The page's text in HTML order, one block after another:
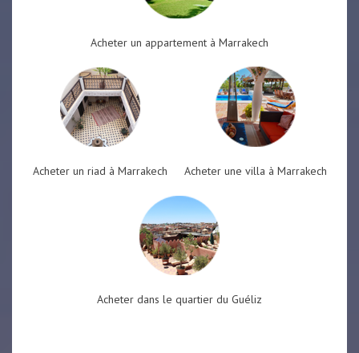
Acheter un appartement à Marrakech
Acheter un riad à Marrakech Acheter une villa à Marrakech
Acheter dans le quartier du Guéliz